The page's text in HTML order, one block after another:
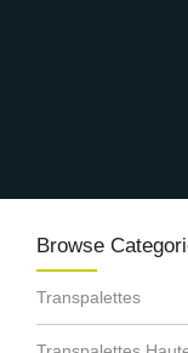
Browse
Transpalettes